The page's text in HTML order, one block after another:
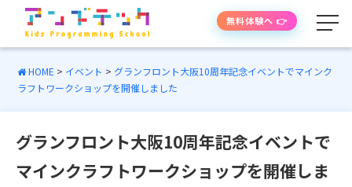
学べる内容
授業の流れ
無料体験へ 👉
HOME > イベント > グランフロント大阪10周年記念イベントでマインク
ラフトワークショップを開催しました
グランフロント大阪10周年記念イベントで
マインクラフトワークショップを開催しま